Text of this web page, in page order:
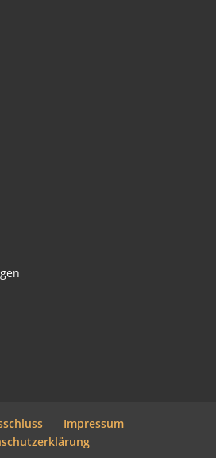
Impressum